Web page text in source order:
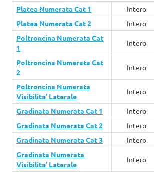
Platea Numerata Cat 1
Intero
Platea Numerata Cat 2
Intero
Poltroncina Numerata Cat
1
Intero
Poltroncina Numerata Cat
2
Intero
Poltroncina Numerata
Visibilita’ Laterale
Intero
Gradinata Numerata Cat 1 Intero
Gradinata Numerata Cat 2
Intero
Gradinata Numerata Cat 3
Intero
Gradinata Numerata
Visibilita’ Laterale
Intero